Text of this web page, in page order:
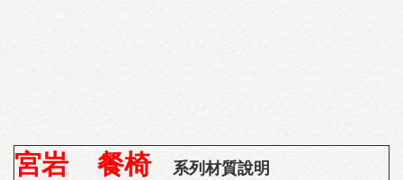
宮岩 餐椅 系列材質說明